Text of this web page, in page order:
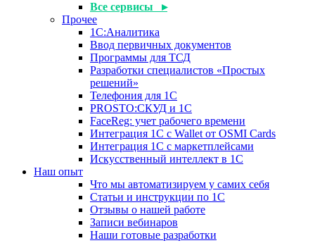
Все сервисы ▸
Прочее
1С:Аналитика
Ввод первичных документов
Программы для ТСД
Разработки специалистов «Простых
решений»
Телефония для 1С
PROSTO:СКУД и 1С
FaceReg: учет рабочего времени
Интеграция 1С с Wallet от OSMI Cards
Интеграция 1С с маркетплейсами
Искусственный интеллект в 1С
Наш опыт
Что мы автоматизируем у самих себя
Статьи и инструкции по 1С
Отзывы о нашей работе
Записи вебинаров
Наши готовые разработки